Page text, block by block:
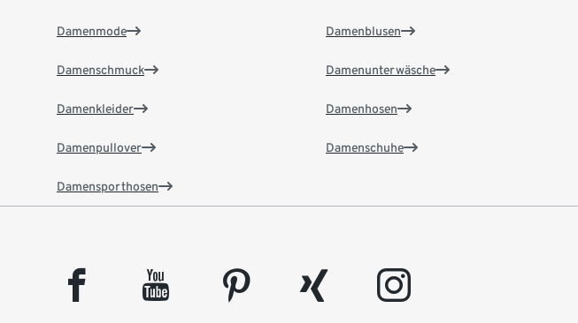
Damenmode
Damenschmuck
Damenkleider
Damenpullover
Damensporthosen
Damenblusen
Damenunterwäsche
Damenhosen
Damenschuhe
facebook youtube pinterest xing instagram